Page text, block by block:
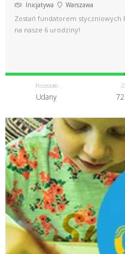
Inicjatywa Warszawa
Zostań fundatorem styczniowych
na nasze 6 urodziny!
Pozostało
Udany